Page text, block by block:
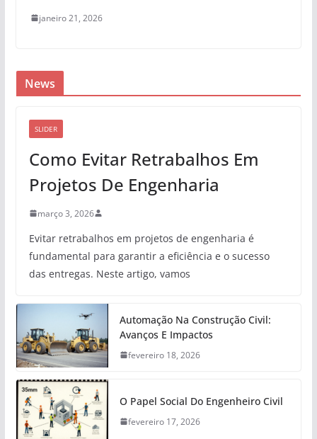
janeiro 21, 2026
News
SLIDER
Como Evitar Retrabalhos Em
Projetos De Engenharia
março 3, 2026
Evitar retrabalhos em projetos de engenharia é
fundamental para garantir a eficiência e o sucesso
das entregas. Neste artigo, vamos
Automação Na Construção Civil:
Avanços E Impactos
fevereiro 18, 2026
O Papel Social Do Engenheiro Civil
fevereiro 17, 2026